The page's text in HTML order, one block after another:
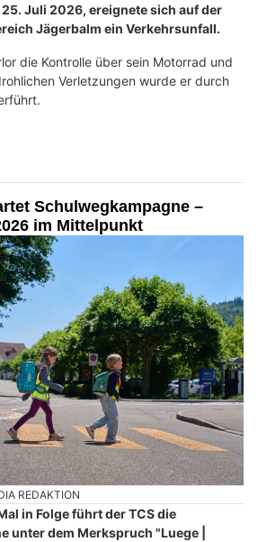
Juli 2026, ereignete sich auf der
Jägerbalm ein Verkehrsunfall.
die Kontrolle über sein Motorrad und
Verletzungen wurde er durch
Schulwegkampagne –
im Mittelpunkt
REDAKTION
in Folge führt der TCS die
unter dem Merkspruch "Luege |